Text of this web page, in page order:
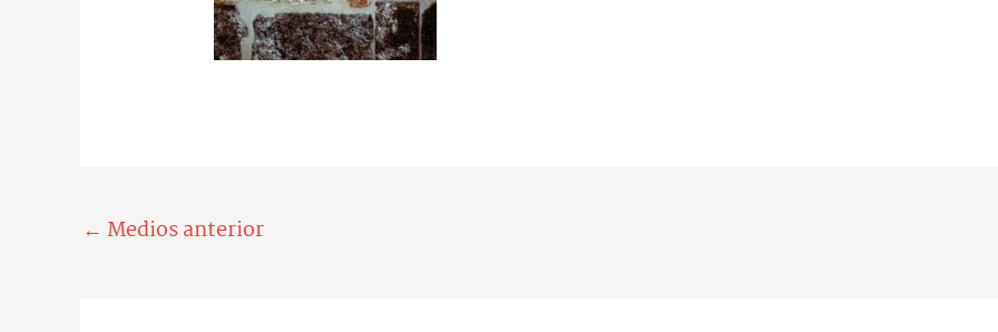
← Medios anterior